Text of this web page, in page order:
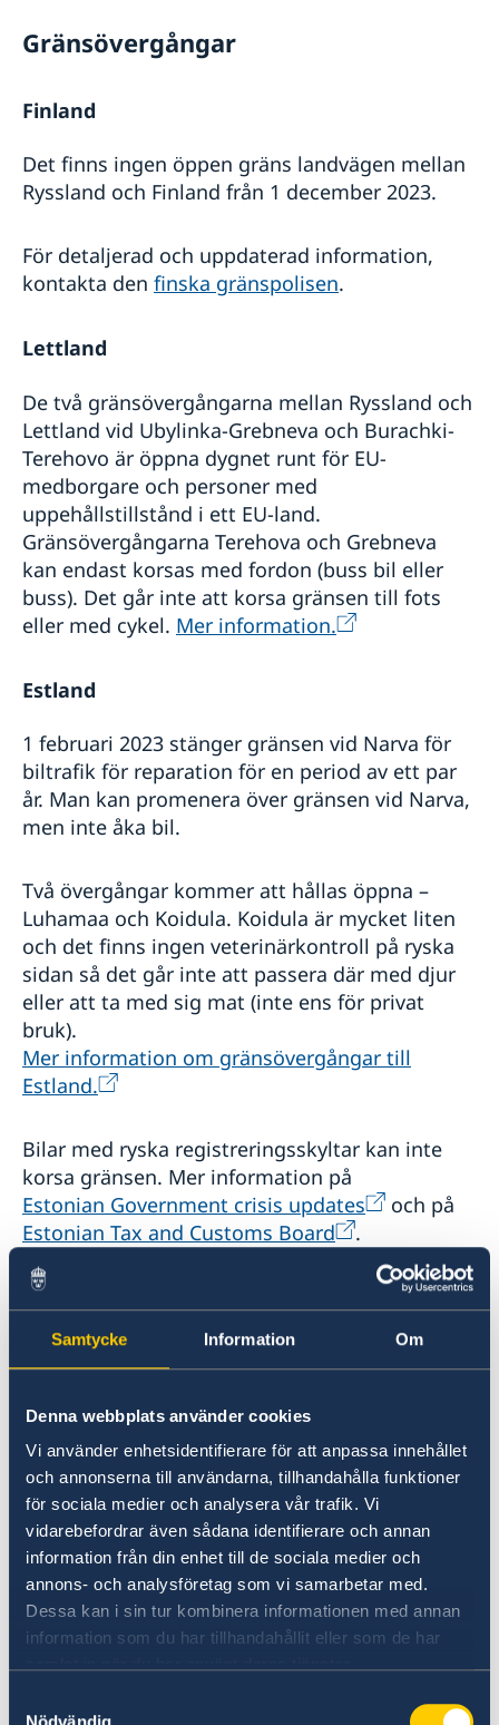
Samtycke Information Om
Denna webbplats använder cookies
Vi använder enhetsidentifierare för att anpassa innehållet
och annonserna till användarna, tillhandahålla funktioner
för sociala medier och analysera vår trafik. Vi
vidarebefordrar även sådana identifierare och annan
information från din enhet till de sociala medier och
annons- och analysföretag som vi samarbetar med.
Dessa kan i sin tur kombinera informationen med annan
information som du har tillhandahållit eller som de har
Nödvändig
Gränsövergångar
Finland
Det finns ingen öppen gräns landvägen mellan
Ryssland och Finland från 1 december 2023.
För detaljerad och uppdaterad information,
kontakta den finska gränspolisen.
Lettland
De två gränsövergångarna mellan Ryssland och
Lettland vid Ubylinka-Grebneva och Burachki-
Terehovo är öppna dygnet runt för EU-
medborgare och personer med
uppehållstillstånd i ett EU-land.
Gränsövergångarna Terehova och Grebneva
kan endast korsas med fordon (buss bil eller
buss). Det går inte att korsa gränsen till fots
eller med cykel. Mer information.
Estland
1 februari 2023 stänger gränsen vid Narva för
biltrafik för reparation för en period av ett par
år. Man kan promenera över gränsen vid Narva,
men inte åka bil.
Två övergångar kommer att hållas öppna –
Luhamaa och Koidula. Koidula är mycket liten
och det finns ingen veterinärkontroll på ryska
sidan så det går inte att passera där med djur
eller att ta med sig mat (inte ens för privat
bruk).
Mer information om gränsövergångar till
Estland.
Bilar med ryska registreringsskyltar kan inte
korsa gränsen. Mer information på
Estonian Government crisis updates
och på
Estonian Tax and Customs Board
.
Svenska medborgare kan resa in I Estland, men
Regler för ryska medborgares resa till Estland.
Norge
Storskogs/Borisoglebsks gränsövergång är
öppen dagtid (08.00-15.00 norsk tid/10.00-17.00
rysk tid) för EU-medborgare. Passage över den
rysk-norska gränsen får i normalfallet ej ske till
fots. För information hänvisas till Polisen
Storskogs/Borisoglebsks gränsövergång